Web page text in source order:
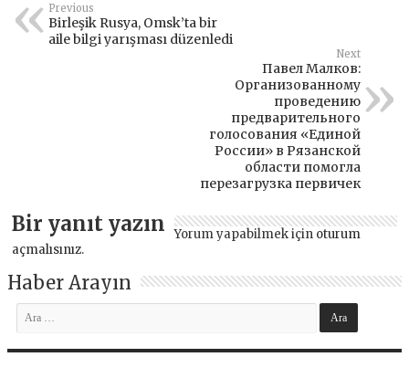
Previous
Birleşik Rusya, Omsk’ta bir
aile bilgi yarışması düzenledi
Next
Павел Малков:
Организованному
проведению
предварительного
голосования «Единой
России» в Рязанской
области помогла
перезагрузка первичек
Bir yanıt yazın Yorum yapabilmek için oturum
açmalısınız.
Haber Arayın